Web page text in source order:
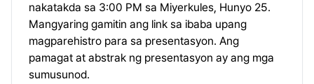
nakatakda sa 3:00 PM sa Miyerkules, Hunyo 25.
Mangyaring gamitin ang link sa ibaba upang
magparehistro para sa presentasyon. Ang
pamagat at abstrak ng presentasyon ay ang mga
sumusunod.